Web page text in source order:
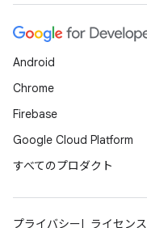
Android
Chrome
Firebase
Google Cloud Platform
すべてのプロダクト
プライバシー ライセンス